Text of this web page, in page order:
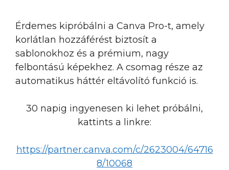
Érdemes kipróbálni a Canva Pro-t, amely
korlátlan hozzáférést biztosít a
sablonokhoz és a prémium, nagy
felbontású képekhez. A csomag része az
automatikus háttér eltávolító funkció is.
30 napig ingyenesen ki lehet próbálni,
kattints a linkre:
https://partner.canva.com/c/2623004/64716
8/10068